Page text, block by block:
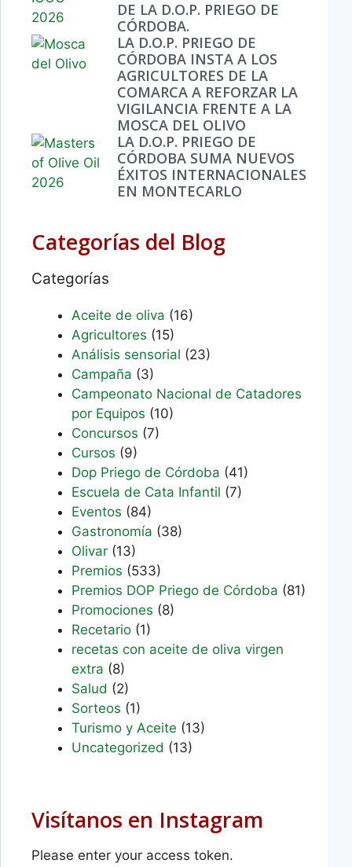
DE LA D.O.P. PRIEGO DE
CÓRDOBA.
LA D.O.P. PRIEGO DE
CÓRDOBA INSTA A LOS
AGRICULTORES DE LA
COMARCA A REFORZAR LA
VIGILANCIA FRENTE A LA
MOSCA DEL OLIVO
LA D.O.P. PRIEGO DE
CÓRDOBA SUMA NUEVOS
ÉXITOS INTERNACIONALES
EN MONTECARLO
Categorías del Blog
Categorías
Aceite de oliva (16)
Agricultores (15)
Análisis sensorial (23)
Campaña (3)
Campeonato Nacional de Catadores
por Equipos (10)
Concursos (7)
Cursos (9)
Dop Priego de Córdoba (41)
Escuela de Cata Infantil (7)
Eventos (84)
Gastronomía (38)
Olivar (13)
Premios (533)
Premios DOP Priego de Córdoba (81)
Promociones (8)
Recetario (1)
recetas con aceite de oliva virgen
extra (8)
Salud (2)
Sorteos (1)
Turismo y Aceite (13)
Uncategorized (13)
Visítanos en Instagram
Please enter your access token.